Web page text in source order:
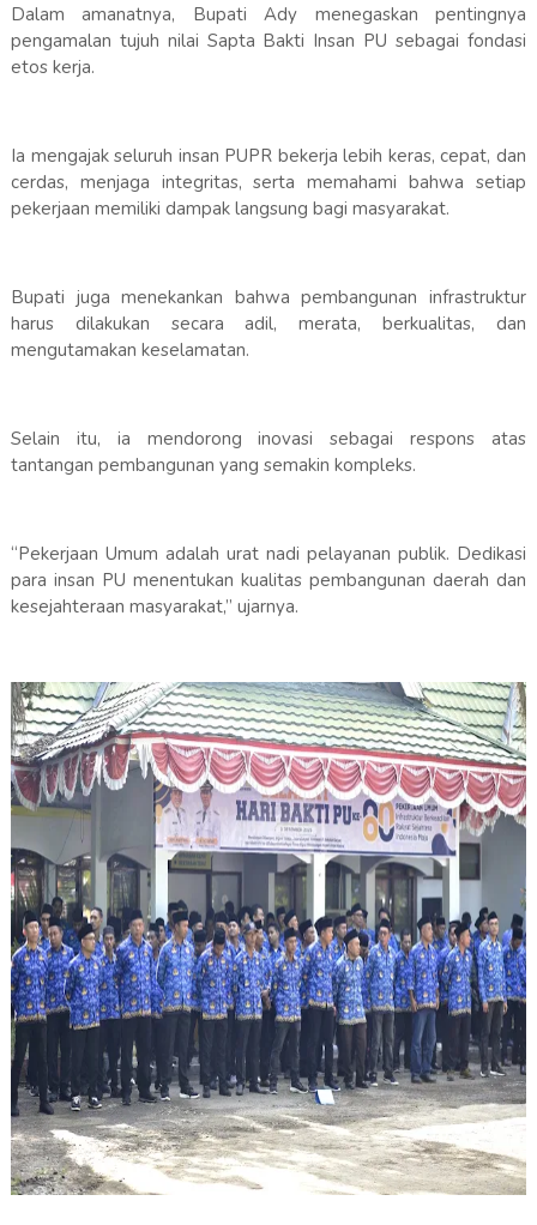
Dalam amanatnya, Bupati Ady menegaskan pentingnya
pengamalan tujuh nilai Sapta Bakti Insan PU sebagai fondasi
etos kerja.
Ia mengajak seluruh insan PUPR bekerja lebih keras, cepat, dan
cerdas, menjaga integritas, serta memahami bahwa setiap
pekerjaan memiliki dampak langsung bagi masyarakat.
Bupati juga menekankan bahwa pembangunan infrastruktur
harus dilakukan secara adil, merata, berkualitas, dan
mengutamakan keselamatan.
Selain itu, ia mendorong inovasi sebagai respons atas
tantangan pembangunan yang semakin kompleks.
“Pekerjaan Umum adalah urat nadi pelayanan publik. Dedikasi
para insan PU menentukan kualitas pembangunan daerah dan
kesejahteraan masyarakat,” ujarnya.